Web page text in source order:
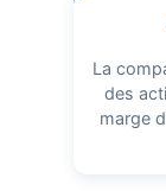
La
des
marge